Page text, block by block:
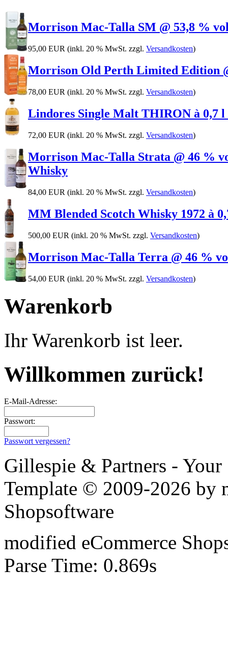
Morrison Mac-Talla SM @ 53,8 %
95,00 EUR (inkl. 20 % MwSt. zzgl. Versandkosten)
Morrison Old Perth Limited Edition
78,00 EUR (inkl. 20 % MwSt. zzgl. Versandkosten)
Lindores Single Malt THIRON à 0,7 l
72,00 EUR (inkl. 20 % MwSt. zzgl. Versandkosten)
Morrison Mac-Talla Strata @ 46 %
Whisky
84,00 EUR (inkl. 20 % MwSt. zzgl. Versandkosten)
MM Blended Scotch Whisky 1972 à
500,00 EUR (inkl. 20 % MwSt. zzgl. Versandkosten)
Morrison Mac-Talla Terra @ 46 %
54,00 EUR (inkl. 20 % MwSt. zzgl. Versandkosten)
Warenkorb
Ihr Warenkorb ist leer.
Willkommen zurück!
E-Mail-Adresse:
Passwort:
Passwort vergessen?
Gillespie & Partners -
Template © 2009-2026 by
Shopsoftware
modified eCommerce
Parse Time: 0.869s